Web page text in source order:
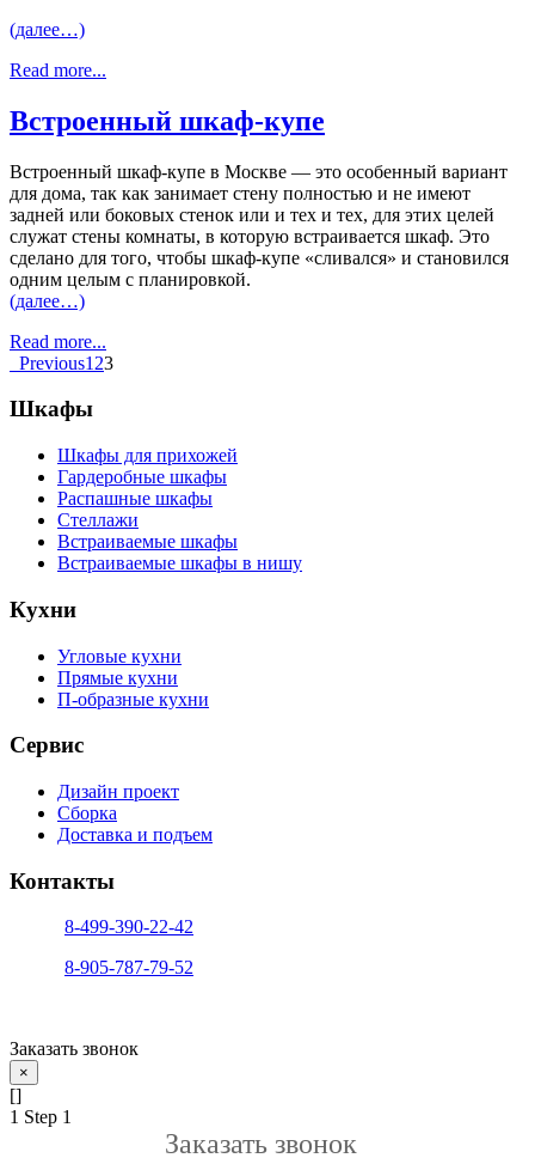
(далее…)
Read more...
Встроенный шкаф-купе
Встроенный шкаф-купе в Москве — это особенный вариант
для дома, так как занимает стену полностью и не имеют
задней или боковых стенок или и тех и тех, для этих целей
служат стены комнаты, в которую встраивается шкаф. Это
сделано для того, чтобы шкаф-купе «сливался» и становился
одним целым с планировкой.
(далее…)
Read more...
Previous1 23
Шкафы
Шкафы для прихожей
Гардеробные шкафы
Распашные шкафы
Стеллажи
Встраиваемые шкафы
Встраиваемые шкафы в нишу
Кухни
Угловые кухни
Прямые кухни
П-образные кухни
Сервис
Дизайн проект
Сборка
Доставка и подъем
Контакты
8-499-390-22-42
8-905-787-79-52
Заказать звонок
×
[]
1 Step 1
Заказать звонок